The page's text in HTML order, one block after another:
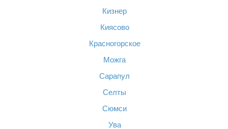
Кизнер
Киясово
Красногорское
Можга
Сарапул
Селты
Сюмси
Ува